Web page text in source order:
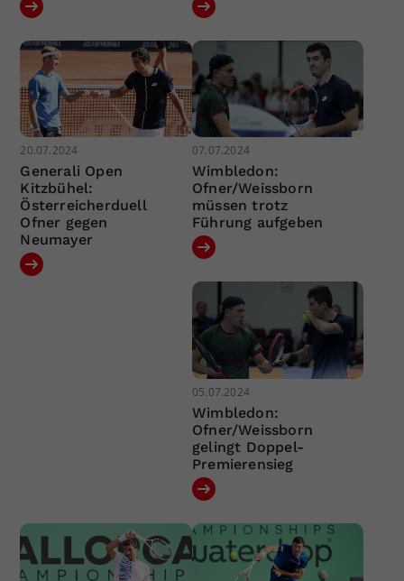
20.07.2024
Generali Open
Kitzbühel:
Österreicherduell
Ofner gegen
Neumayer
07.07.2024
Wimbledon:
Ofner/Weissborn
müssen trotz
Führung aufgeben
05.07.2024
Wimbledon:
Ofner/Weissborn
gelingt Doppel-
Premierensieg